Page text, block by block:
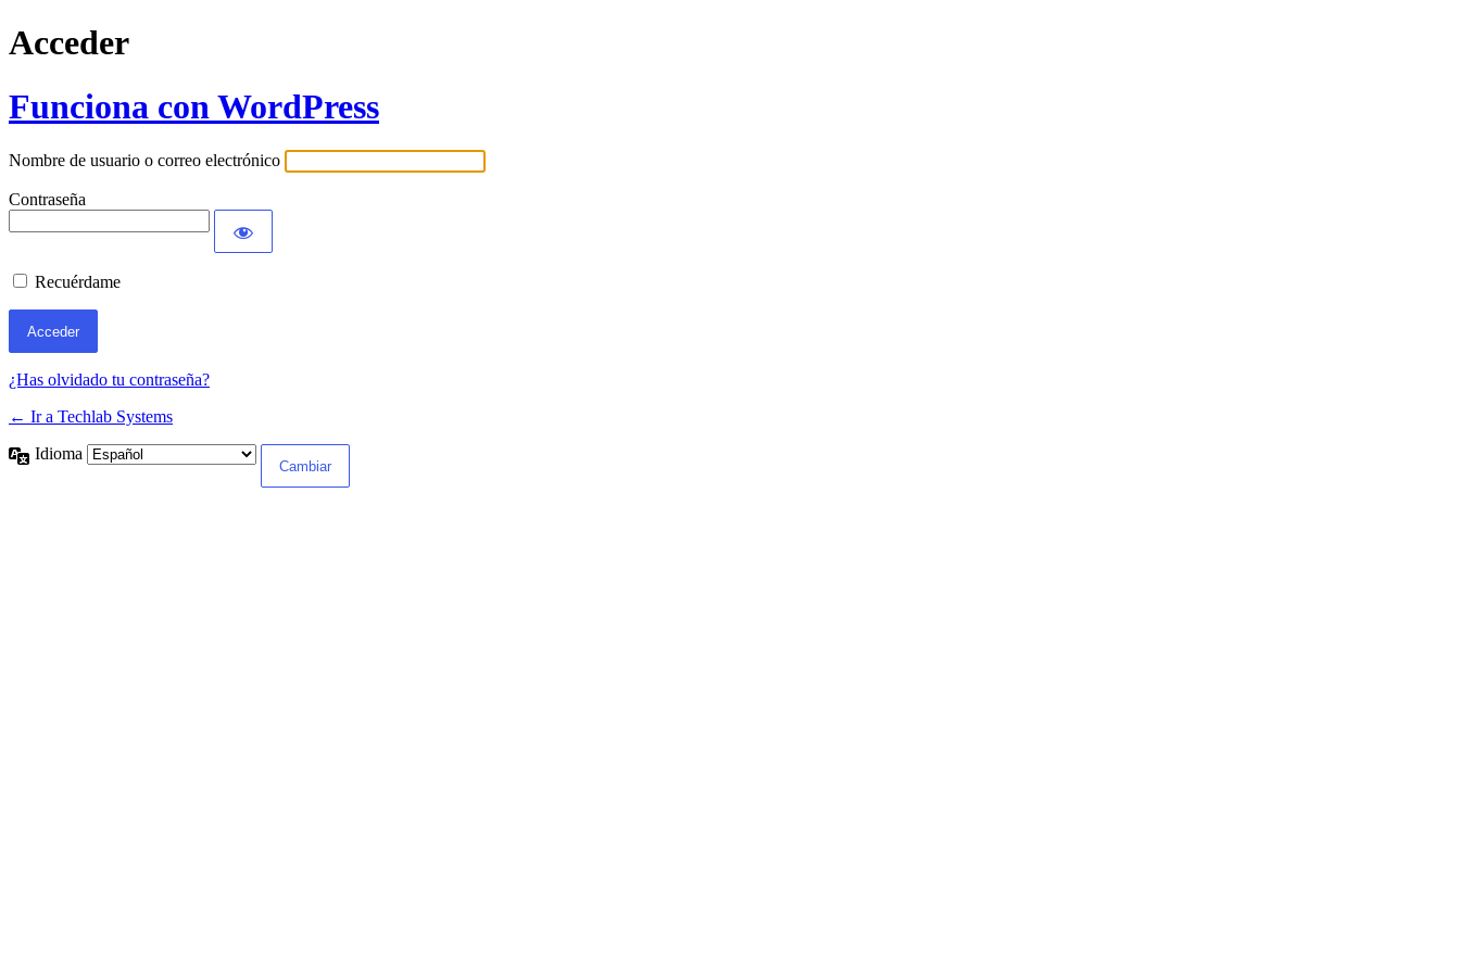
Acceder
Funciona con WordPress
Nombre de usuario o correo electrónico
Contraseña
Recuérdame
¿Has olvidado tu contraseña?
← Ir a Techlab Systems
Idioma